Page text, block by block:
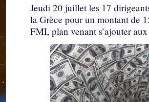
Jeudi 20 juillet les 17
la Grèce pour un montant de
FMI, plan venant s’ajouter